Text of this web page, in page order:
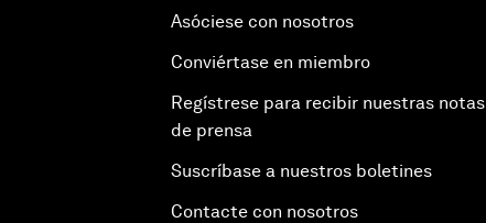
Asóciese con nosotros
Conviértase en miembro
Regístrese para recibir nuestras notas
de prensa
Suscríbase a nuestros boletines
Contacte con nosotros